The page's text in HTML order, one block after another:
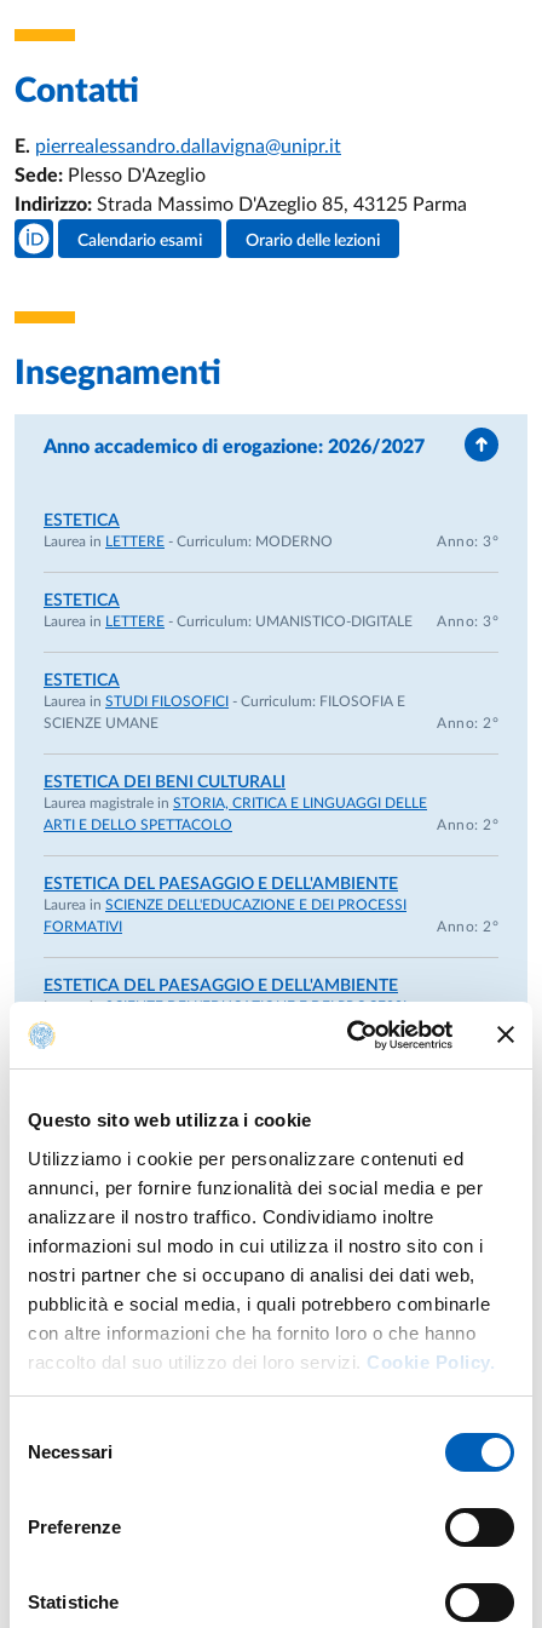
Questo sito web utilizza i cookie
Utilizziamo i cookie per personalizzare contenuti ed
annunci, per fornire funzionalità dei social media e per
analizzare il nostro traffico. Condividiamo inoltre
informazioni sul modo in cui utilizza il nostro sito con i
nostri partner che si occupano di analisi dei dati web,
pubblicità e social media, i quali potrebbero combinarle
con altre informazioni che ha fornito loro o che hanno
raccolto dal suo utilizzo dei loro servizi. Cookie Policy.
delNecessari
Preferenze
Statistiche
Contatti
E. pierrealessandro.dallavigna@unipr.it
Sede: Plesso D'Azeglio
Indirizzo: Strada Massimo D'Azeglio 85, 43125 Parma
Social del docente
Calendario esami Orario delle lezioni
Insegnamenti
Anno accademico di erogazione: 2026/2027
ESTETICA
Laurea in LETTERE - Curriculum: MODERNO Anno: 3°
ESTETICA
Laurea in LETTERE - Curriculum: UMANISTICO-DIGITALE Anno: 3°
ESTETICA
Laurea in STUDI FILOSOFICI - Curriculum: FILOSOFIA E
SCIENZE UMANE
Anno: 2°
ESTETICA DEI BENI CULTURALI
Laurea magistrale in STORIA, CRITICA E LINGUAGGI DELLE
ARTI E DELLO SPETTACOLO
Anno: 2°
ESTETICA DEL PAESAGGIO E DELL'AMBIENTE
Laurea in SCIENZE DELL'EDUCAZIONE E DEI PROCESSI
FORMATIVI
Anno: 2°
ESTETICA DEL PAESAGGIO E DELL'AMBIENTE
Laurea inSCIENZE DELL'EDUCAZIONE E DEI PROCESSI
FORMATIVI
Anno: 2°
ESTETICA E TEORIA DELLE ARTI
Laurea in BENI ARTISTICI, LIBRARI E DELLO SPETTACOLO Anno: 2°
ESTETICA E TEORIA DELLE ARTI
Laurea magistrale in FILOSOFIA Anno: 1°
Anni precedenti
Ricerca
Pubblicazioni